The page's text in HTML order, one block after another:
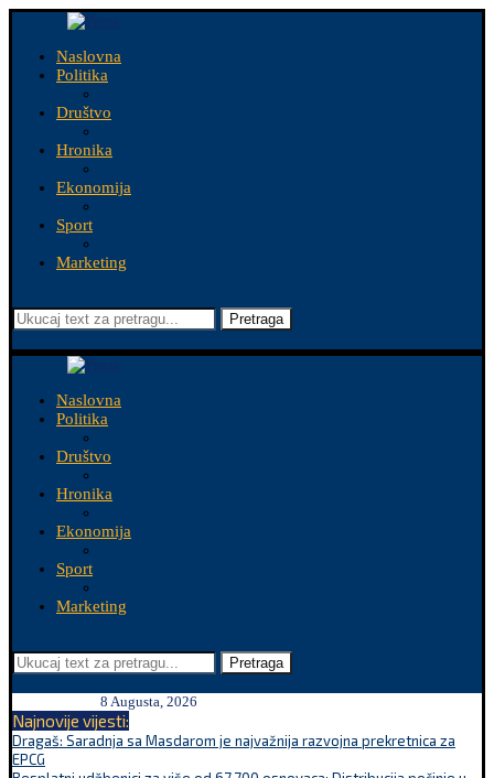
Naslovna
Politika
Društvo
Hronika
Ekonomija
Sport
Marketing
Pretraga
Naslovna
Politika
Društvo
Hronika
Ekonomija
Sport
Marketing
Pretraga
8 Augusta, 2026
Najnovije vijesti:
Dragaš: Saradnja sa Masdarom je najvažnija razvojna prekretnica za
EPCG